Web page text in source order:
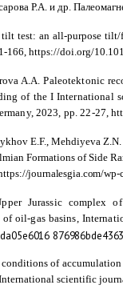
Р.А. и др.
test: an all-purpose
166, https://doi.org/
A.A. Paleotektonic
of the I International
2023, pp. 22-27,
E.F., Mehdiyeva
Formations of Side
journalesgia.com/wp-
Jurassic complex
oil-gas basins,
сonditions of accumulation
scientific